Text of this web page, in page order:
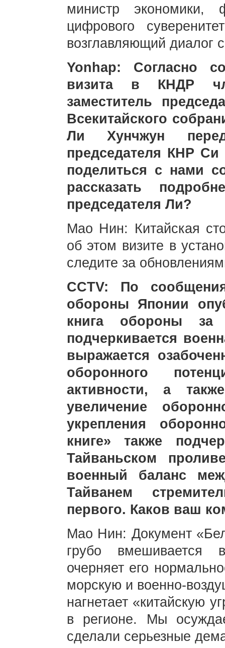
министр экономики,
цифрового
возглавляющий диалог
Yonhap: Согласно
визита в КНДР
заместитель
Всекитайского
Ли Хунчжун
председателя КНР
поделиться с нами
рассказать
председателя Ли?
Мао Нин: Китайская
об этом визите в
следите за
CCTV: По
обороны Японии
книга обороны
подчеркивается
выражается
оборонного
активности, а
увеличение
укрепления
книге» также
Тайваньском
военный баланс
Тайванем
первого. Каков ваш
Мао Нин: Документ
грубо вмешивается
очерняет его
морскую и военно-
нагнетает «китайскую
в регионе. Мы
сделали серьезные